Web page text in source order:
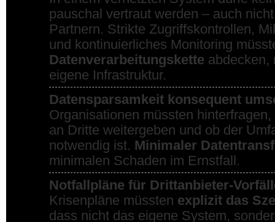
pauschal vertraut werden – auch
Partnern. Strikte Zugriffskontrollen,
und kontinuierliches Monitoring
Datenverarbeitungskette abdecken,
eigene Infrastruktur.
Datensparsamkeit konsequent
Organisationen müssten
an Dritte weitergeben und ob der
notwendig ist. Minimaler
minimalen Schaden im Ernstfall.
Notfallpläne für Drittanbieter-
Krisenpläne müssten explizit das
dass nicht das eigene System,